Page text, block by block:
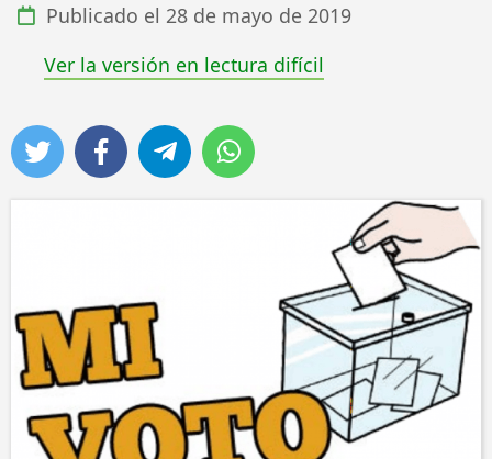
Publicado el 28 de mayo de 2019
Ver la versión en lectura difícil